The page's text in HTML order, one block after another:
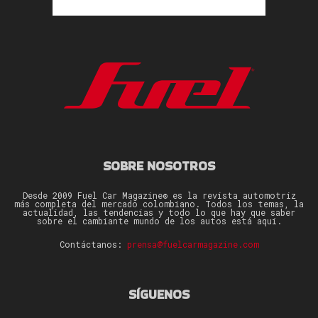
SOBRE NOSOTROS
Desde 2009 Fuel Car Magazine® es la revista automotriz
más completa del mercado colombiano. Todos los temas, la
actualidad, las tendencias y todo lo que hay que saber
sobre el cambiante mundo de los autos está aquí.
Contáctanos: prensa@fuelcarmagazine.com
SÍGUENOS